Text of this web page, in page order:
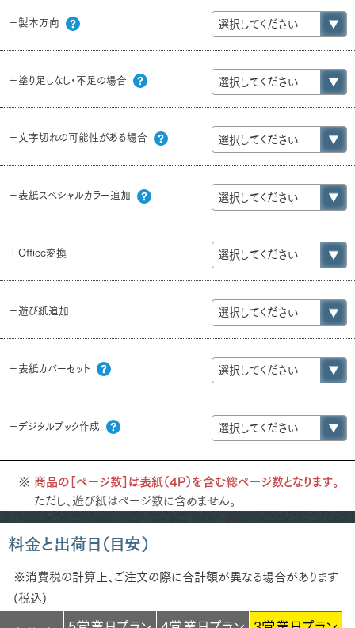
＋製本方向
＋塗り足しなし・不足の場合
＋文字切れの可能性がある場合
＋表紙スペシャルカラー追加
＋Office変換
＋遊び紙追加
＋表紙カバーセット
＋デジタルブック作成
商品の［ページ数］は表紙（4P）を含む総ページ数となります。
ただし、遊び紙はページ数に含めません。
料金と出荷日（目安）
※消費税の計算上、ご注文の際に合計額が異なる場合があります
(税込)